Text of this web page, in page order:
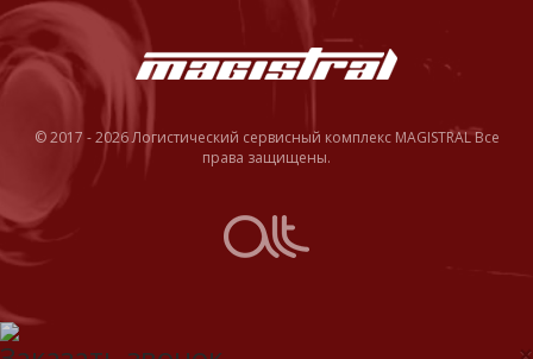
© 2017 - 2026 Логистический сервисный комплекс MAGISTRAL Все
права защищены.